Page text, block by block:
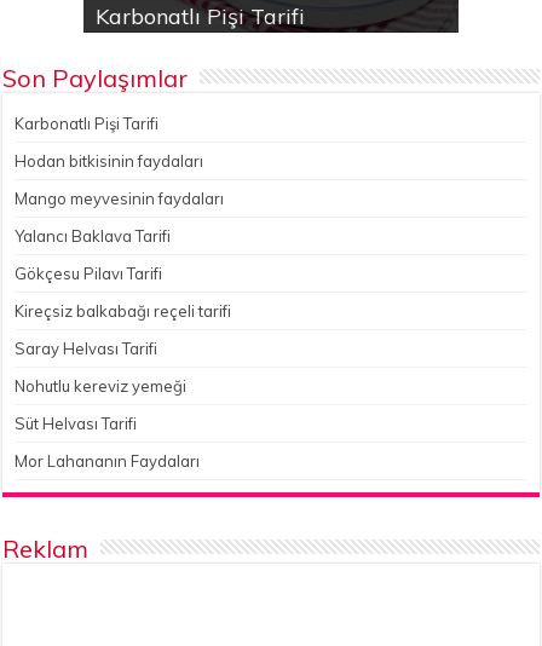
Karbonatlı Pişi Tarifi
Hodan bitkisinin faydaları
Yalancı Baklava Tarifi
Gökçesu Pilavı Tarifi
Nohutlu kereviz yemeği
Son Paylaşımlar
Karbonatlı Pişi Tarifi
Hodan bitkisinin faydaları
Mango meyvesinin faydaları
Yalancı Baklava Tarifi
Gökçesu Pilavı Tarifi
Kireçsiz balkabağı reçeli tarifi
Saray Helvası Tarifi
Nohutlu kereviz yemeği
Süt Helvası Tarifi
Mor Lahananın Faydaları
Reklam